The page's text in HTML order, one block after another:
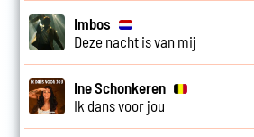
Imbos
Deze nacht is van mij
Ine Schonkeren
Ik dans voor jou